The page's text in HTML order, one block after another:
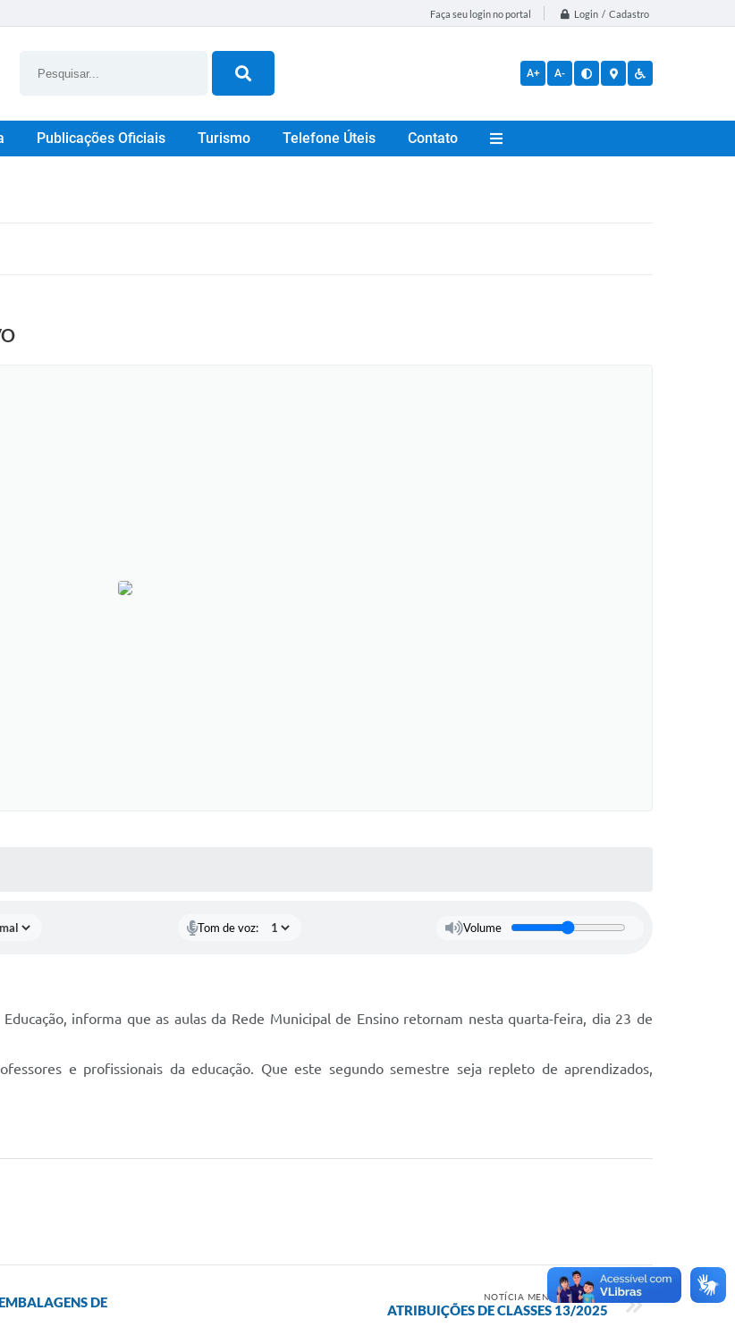
Faça seu login no portal Login / Cadastro
A+ A-
Publicações Oficiais Turismo Telefone Úteis Contato
Tom de voz: Volume
informa que as aulas da Rede Municipal de Ensino retornam nesta quarta-feira, dia 23 de
e profissionais da educação. Que este segundo semestre seja repleto de aprendizados,
DE
NOTÍCIA MENOS RECENTE
ATRIBUIÇÕES DE CLASSES 13/2025